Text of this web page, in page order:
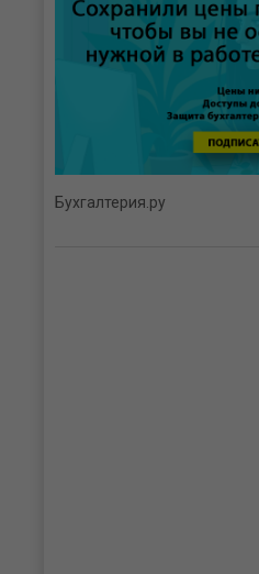
Бухгалтерия.ру